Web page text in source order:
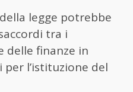
legge potrebbe
tra i
delle finanze in
l’istituzione del